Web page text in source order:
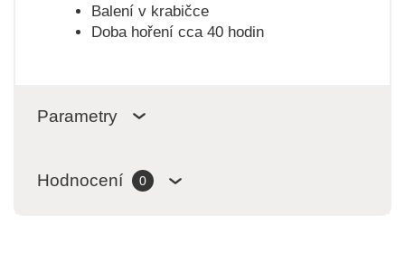
Balení v krabičce
Doba hoření cca 40 hodin
Parametry
Hodnocení 0